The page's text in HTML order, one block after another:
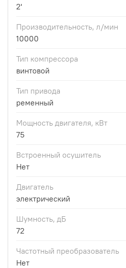
2'
Производительность, л/мин
10000
Тип компрессора
винтовой
Тип привода
ременный
Мощность двигателя, кВт
75
Встроенный осушитель
Нет
Двигатель
электрический
Шумность, дБ
72
Частотный преобразователь
Нет